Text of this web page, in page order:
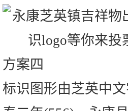
方案四
标识图形由芝英中